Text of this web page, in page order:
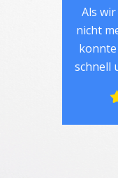
Als
nicht
schnell